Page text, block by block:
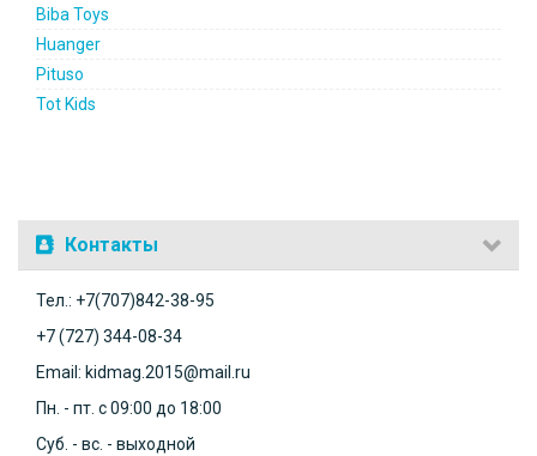
Biba Toys
Huanger
Pituso
Tot Kids
Контакты
Тел.: +7(707)842-38-95
+7 (727) 344-08-34
Email: kidmag.2015@mail.ru
Пн. - пт. с 09:00 до 18:00
Суб. - вс. - выходной